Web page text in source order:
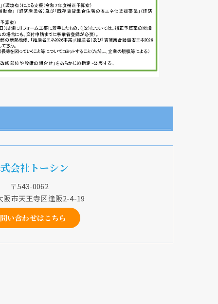
会社トーシン
〒543-0062
阪市天王寺区逢阪2-4-19
い合わせはこちら